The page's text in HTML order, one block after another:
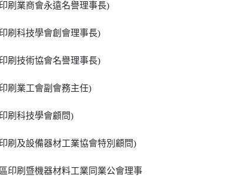
刷業商會永遠名譽理事長)
刷科技學會創會理事長)
刷技術協會名譽理事長)
刷業工會副會務主任)
刷科技學會顧問)
刷及設備器材工業協會特別顧問)
印刷暨機器材料工業同業公會理事